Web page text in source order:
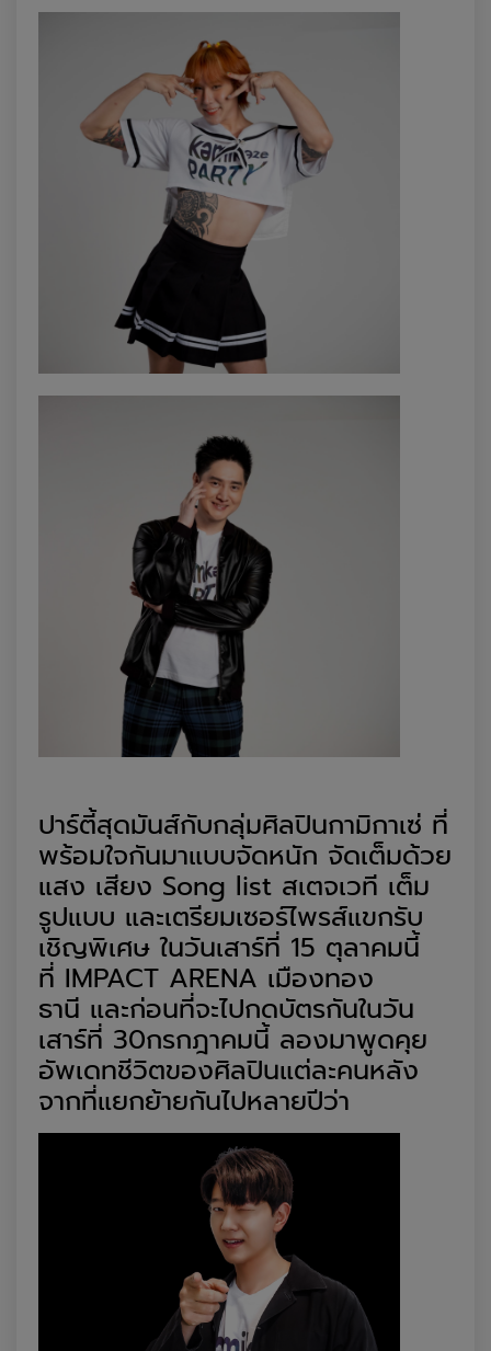
ปาร์ตี้สุดมันส์กับกลุ่มศิลปินกามิกาเซ่ ที่
พร้อมใจกันมาแบบจัดหนัก จัดเต็มด้วย
แสง เสียง Song list สเตจเวที เต็ม
รูปแบบ และเตรียมเซอร์ไพรส์แขกรับ
เชิญพิเศษ ในวันเสาร์ที่ 15 ตุลาคมนี้
ที่ IMPACT ARENA เมืองทอง
ธานี และก่อนที่จะไปกดบัตรกันในวัน
เสาร์ที่ 30กรกฎาคมนี้ ลองมาพูดคุย
อัพเดทชีวิตของศิลปินแต่ละคนหลัง
จากที่แยกย้ายกันไปหลายปีว่า